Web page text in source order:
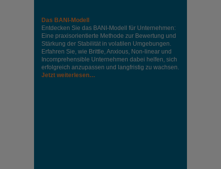
Das BANI-Modell
Entdecken Sie das BANI-Modell für Unternehmen:
Eine praxisorientierte Methode zur Bewertung und
Stärkung der Stabilität in volatilen Umgebungen.
Erfahren Sie, wie Brittle, Anxious, Non-linear und
Incomprehensible Unternehmen dabei helfen, sich
erfolgreich anzupassen und langfristig zu wachsen.
Jetzt weiterlesen…